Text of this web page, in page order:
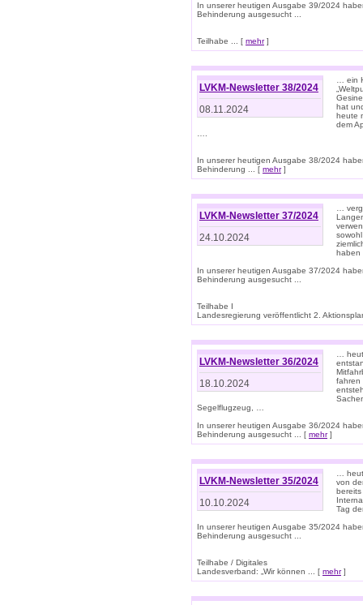
In unserer heutigen Ausgabe 39/2024
Behinderung ausgesucht ...
Teilhabe ... [ mehr]
LVKM-Newsletter 38/2024
08.11.2024
… ein
hat
heute
dem
In unserer heutigen Ausgabe 38/2024
Behinderung ... [ mehr]
LVKM-Newsletter 37/2024
24.10.2024
…
In unserer heutigen Ausgabe 37/2024
Behinderung ausgesucht ...
Teilhabe I
Landesregierung veröffentlicht 2.
LVKM-Newsletter 36/2024
18.10.2024
…
fahren
Segelflugzeug, …
In unserer heutigen Ausgabe 36/2024
Behinderung ausgesucht ... [ mehr]
LVKM-Newsletter 35/2024
10.10.2024
…
von
bereits
Tag
In unserer heutigen Ausgabe 35/2024
Behinderung ausgesucht ...
Teilhabe / Digitales
Landesverband: „Wir können ... [ mehr]